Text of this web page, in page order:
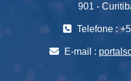
901 -
Telefone :
E-mail :